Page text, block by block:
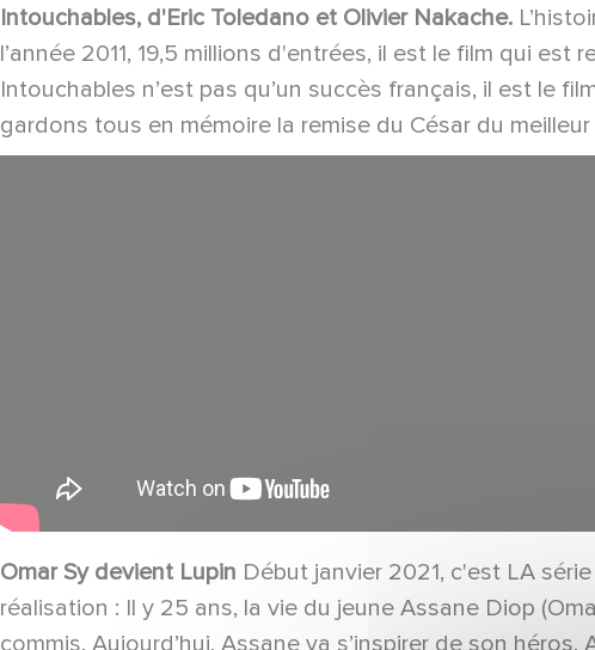
Intouchables, d'Eric Toledano et Olivier Nakache.
l’année 2011, 19,5 millions d'entrées, il est le film qui
Intouchables n’est pas qu’un succès français, il est le
gardons tous en mémoire la remise du César du
Omar Sy devient Lupin Début janvier 2021, c'est LA
réalisation : Il y 25 ans, la vie du jeune Assane Diop
commis. Aujourd’hui, Assane va s’inspirer de son